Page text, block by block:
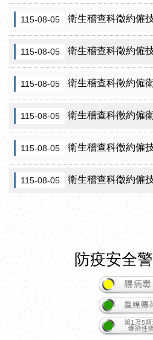
115-08-05 衛生稽查科徵約僱
115-08-05 衛生稽查科徵約僱技士
115-08-05 衛生稽查科徵約僱
115-08-05 衛生稽查科徵約僱衛生稽
115-08-05 衛生稽查科徵約僱
115-08-05 衛生稽查科徵約僱技士
防疫安全